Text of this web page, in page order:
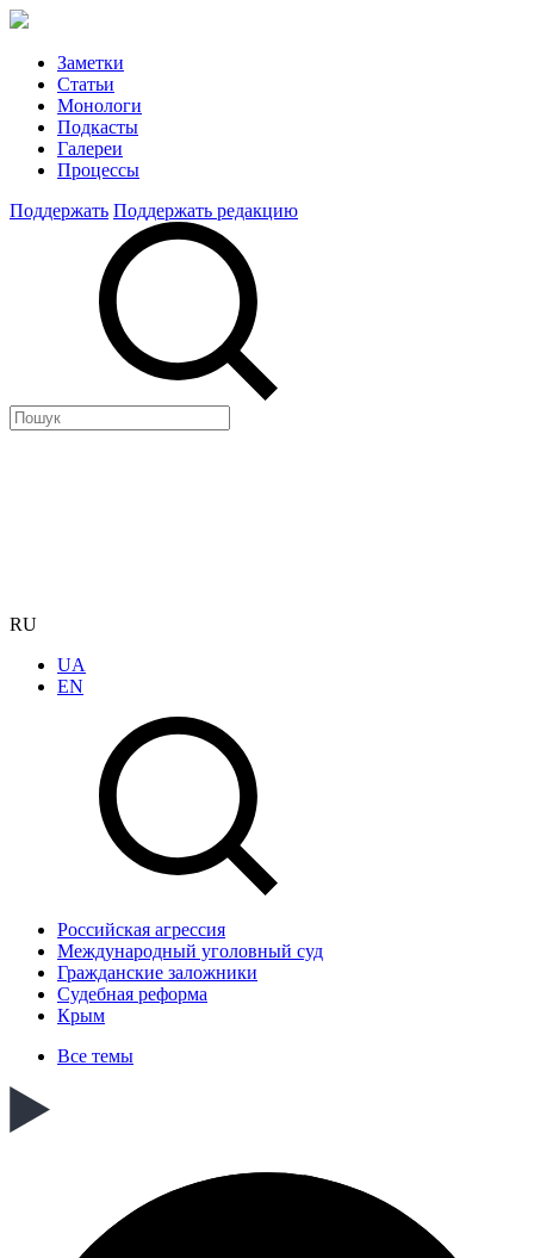
Заметки
Статьи
Монологи
Подкасты
Галереи
Процессы
Поддержать Поддержать редакцию
RU
UA
EN
Российская агрессия
Международный уголовный суд
Гражданские заложники
Судебная реформа
Крым
Все темы